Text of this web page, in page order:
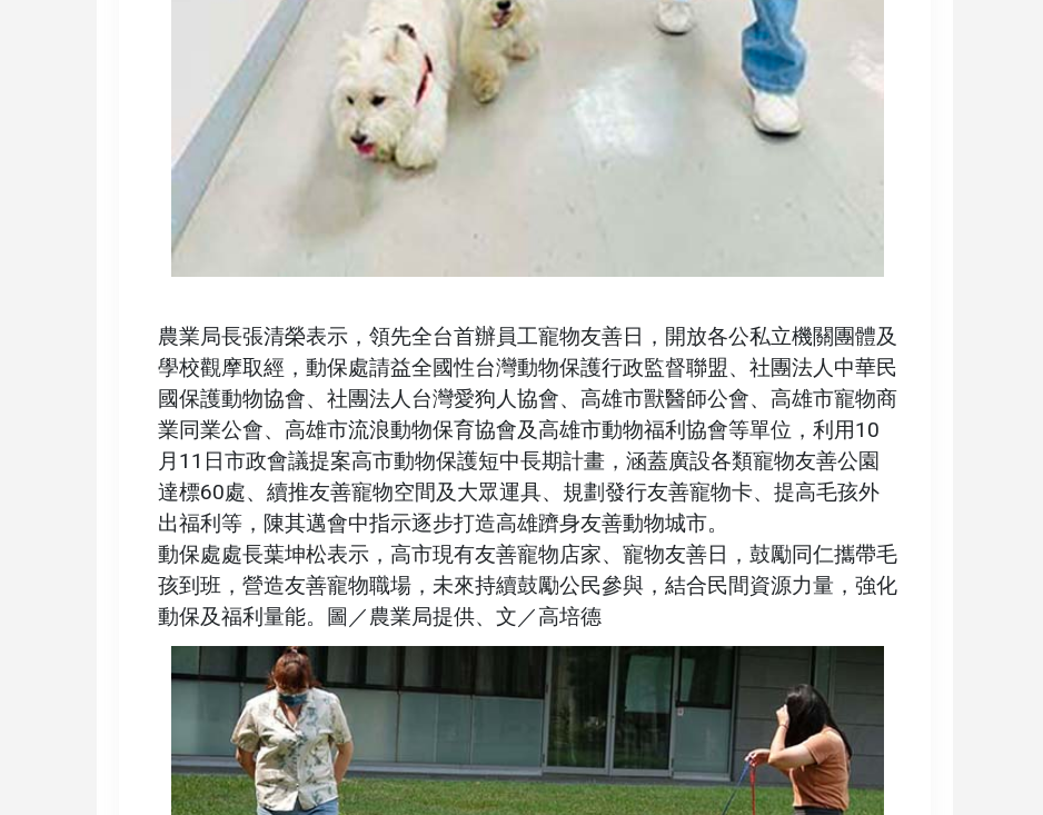
農業局長張清榮表示，領先全台首辦員工寵物友善日，開放各公私立機關團體及
學校觀摩取經，動保處請益全國性台灣動物保護行政監督聯盟、社團法人中華民
國保護動物協會、社團法人台灣愛狗人協會、高雄市獸醫師公會、高雄市寵物商
業同業公會、高雄市流浪動物保育協會及高雄市動物福利協會等單位，利用10
月11日市政會議提案高市動物保護短中長期計畫，涵蓋廣設各類寵物友善公園
達標60處、續推友善寵物空間及大眾運具、規劃發行友善寵物卡、提高毛孩外
出福利等，陳其邁會中指示逐步打造高雄躋身友善動物城市。
動保處處長葉坤松表示，高市現有友善寵物店家、寵物友善日，鼓勵同仁攜帶毛
孩到班，營造友善寵物職場，未來持續鼓勵公民參與，結合民間資源力量，強化
動保及福利量能。圖／農業局提供、文／高培德